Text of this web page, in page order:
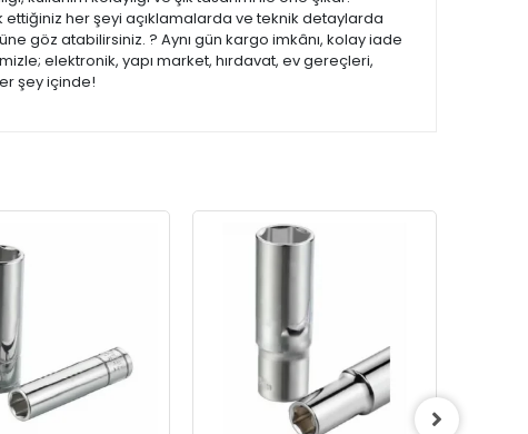
her şeyi açıklamalarda ve teknik detaylarda
göz atabilirsiniz. ? Aynı gün kargo imkânı, kolay iade
elektronik, yapı market, hırdavat, ev gereçleri,
şey içinde!